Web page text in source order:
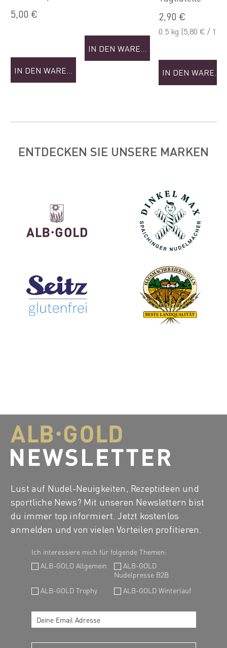
5,00 €
IN DEN WARENKORB
IN DEN WARENKORB
2,90 €
0.5 kg (5,80 € / 1
IN DEN
ENTDECKEN SIE UNSERE MARKEN
Lust auf Nudel-Neuigkeiten, Rezeptideen und
sportliche News? Mit unseren Newslettern bist
du immer top informiert. Jetzt kostenlos
anmelden und von vielen Vorteilen profitieren.